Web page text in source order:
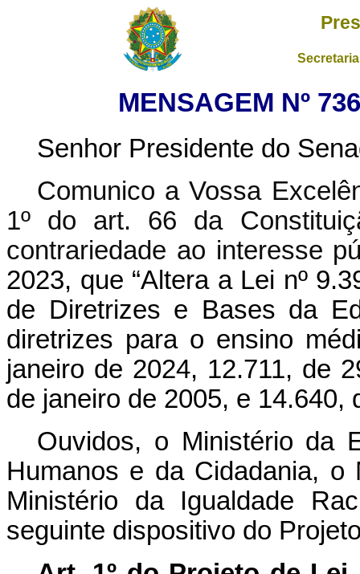
MENSAGEM Nº
Senhor Presidente do
Comunico a Vossa
1º do art. 66 da
contrariedade ao interesse
2023, que “Altera a Lei nº
de Diretrizes e Bases da
diretrizes para o ensino
janeiro de 2024, 12.711, de
de janeiro de 2005, e 14.640,
Ouvidos, o Ministério da
Humanos e da Cidadania,
Ministério da Igualdade
seguinte dispositivo do